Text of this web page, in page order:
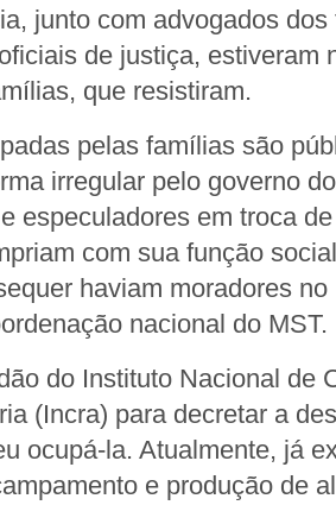
junto com advogados dos
de justiça, estiveram
que resistiram.
pelas famílias são
irregular pelo governo
especuladores em troca
com sua função
haviam moradores no
nacional do MST.
do Instituto Nacional de
(Incra) para decretar a
ocupá-la. Atualmente, já
e produção de